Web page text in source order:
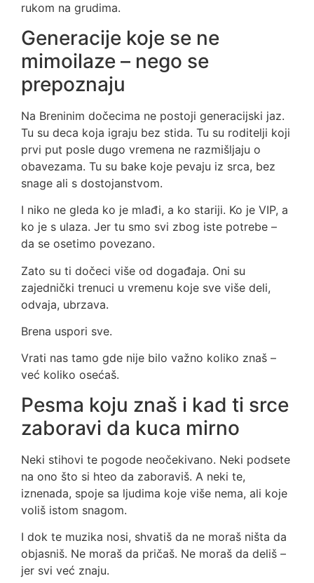
rukom na grudima.
Generacije koje se ne
mimoilaze – nego se
prepoznaju
Na Breninim dočecima ne postoji generacijski jaz.
Tu su deca koja igraju bez stida. Tu su roditelji koji
prvi put posle dugo vremena ne razmišljaju o
obavezama. Tu su bake koje pevaju iz srca, bez
snage ali s dostojanstvom.
I niko ne gleda ko je mlađi, a ko stariji. Ko je VIP, a
ko je s ulaza. Jer tu smo svi zbog iste potrebe –
da se osetimo povezano.
Zato su ti dočeci više od događaja. Oni su
zajednički trenuci u vremenu koje sve više deli,
odvaja, ubrzava.
Brena uspori sve.
Vrati nas tamo gde nije bilo važno koliko znaš –
već koliko osećaš.
Pesma koju znaš i kad ti srce
zaboravi da kuca mirno
Neki stihovi te pogode neočekivano. Neki podsete
na ono što si hteo da zaboraviš. A neki te,
iznenada, spoje sa ljudima koje više nema, ali koje
voliš istom snagom.
I dok te muzika nosi, shvatiš da ne moraš ništa da
objasniš. Ne moraš da pričaš. Ne moraš da deliš –
jer svi već znaju.